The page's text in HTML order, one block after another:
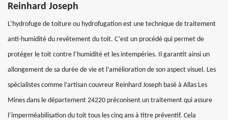
Reinhard Joseph
L’hydrofuge de toiture ou hydrofugation est une technique de traitement
anti-humidité du revêtement du toit. C’est un procédé qui permet de
protéger le toit contre l’humidité et les intempéries. Il garantit ainsi un
allongement de sa durée de vie et l’amélioration de son aspect visuel. Les
spécialistes comme l’artisan couvreur Reinhard Joseph basé à Allas Les
Mines dans le département 24220 préconisent un traitement qui assure
l’imperméabilisation du toit tous les cinq ans à titre préventif. Cela